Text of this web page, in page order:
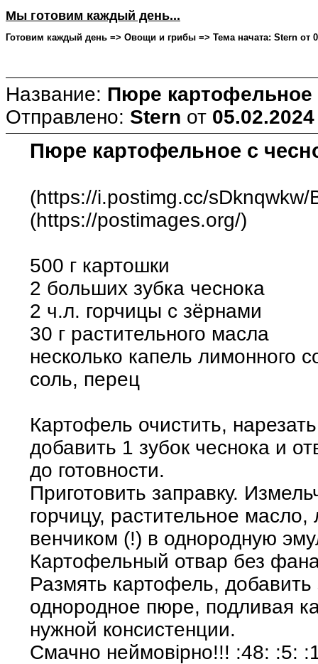
Мы готовим каждый день...
Готовим каждый день => Овощи и грибы => Тема начата: Stern от
Название: Пюре картофельное
Отправлено: Stern от
Пюре картофельное с
(https://i.postimg.cc/sDknqwkw/
(https://postimages.org/)
500 г картошки
2 больших зубка чеснока
2 ч.л. горчицы с зёрнами
30 г растительного масла
несколько капель лимонного
соль, перец
Картофель очистить,
добавить 1 зубок чеснока и
до готовности.
Приготовить заправку.
горчицу, растительное
венчиком (!) в однородную
Картофельный отвар без
Размять картофель, добавить
однородное пюре, подливая
нужной консистенции.
Смачно неймовірно!!! :48: :5: